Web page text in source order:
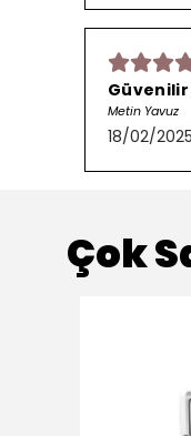
Güvenilir
Metin Yavuz
18/02/2025
Çok